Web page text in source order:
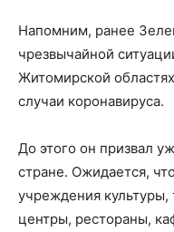
Напомним, ранее
чрезвычайной
Житомирской
случаи коронавируса.
До этого он призвал
стране. Ожидается,
учреждения культуры,
центры, рестораны,